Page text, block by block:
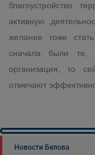
благоустройство
активную
желание тоже
сначала были те,
организация, то
отмечают
Новости Белова